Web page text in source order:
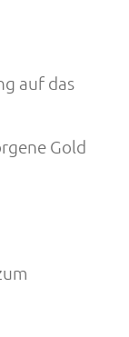
auf das
Gold